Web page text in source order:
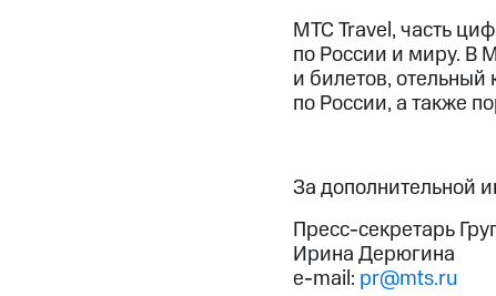
МТС Travel, часть
по России и миру. В
и билетов,
по России, а также
За дополнительной
Пресс-секретарь
Ирина Дерюгина
e-mail: pr@mts.ru